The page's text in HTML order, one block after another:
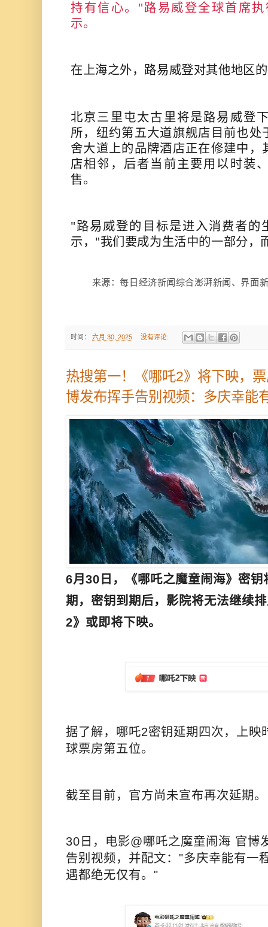
持有信心。"路易威登全球首席
示。
在上海之外，路易威登对其他地区
北京三里屯太古里将是路易威登
所，纽约第五大道旗舰店目前也
舍大道上的品牌酒店正在修建中
店相邻，后者当前主要用以时装
售。
"路易威登的目标是进入消费者的
示，"我们要成为生活中的一部分，
来源：每日经济新闻综合澎湃新闻、界面
时间： 六月 30, 2025 没有评论:
热搜第一！《哪吒2》将下映，
博发布挥手告别视频：多庆幸能
6月30日，《哪吒之魔童闹海》密
期，密钥到期后，影院将无法继续
2》或即将下映。
据了解，哪吒2密钥延期四次，上映
球票房第五位。
截至目前，官方尚未宣布再次延期。
30日，电影@哪吒之魔童闹海 官博
告别视频，并配文："多庆幸能有一
遇都绝无仅有。 "